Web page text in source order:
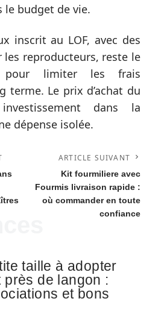
le budget de vie.
inscrit au LOF, avec des
les reproducteurs, reste le
pour limiter les frais
terme. Le prix d’achat du
dans la
dépense isolée.
ARTICLE SUIVANT
Kit fourmiliere avec
Fourmis livraison rapide :
où commander en toute
confiance
taille à adopter
près de langon :
et bons